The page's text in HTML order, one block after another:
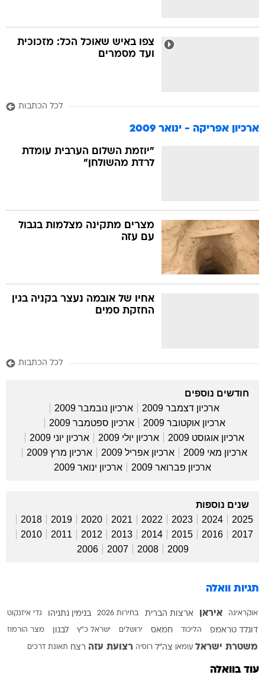
צפו באיש שאוכל הכל: מזכוכית
ועד מסמרים
לכל הכתבות
ארכיון אפריקה - ינואר 2009
"יוזמת השלום הערבית עומדת
לרדת מהשולחן"
מצרים מתקינה מצלמות בגבול
עם עזה
אחיו של אובמה נעצר בקניה בגין
החזקת סמים
לכל הכתבות
חודשים נוספים
ארכיון דצמבר 2009
ארכיון נובמבר 2009
ארכיון אוקטובר 2009
ארכיון ספטמבר 2009
ארכיון אוגוסט 2009
ארכיון יולי 2009
ארכיון יוני 2009
ארכיון מאי 2009
ארכיון אפריל 2009
ארכיון מרץ 2009
ארכיון פברואר 2009
ארכיון ינואר 2009
שנים נוספות
2025
2024
2023
2022
2021
2020
2019
2018
2017
2016
2015
2014
2013
2012
2011
2010
2009
2008
2007
2006
תגיות וואלה
אוקראינה איראן ארצות הברית בחירות 2026 בנימין נתניהו גדי איזנקוט
דונלד טראמפ הליכוד חמאס ירושלים ישראל כ"ץ לבנון מצר הורמוז
משטרת ישראל עומאן צה"ל רוסיה רצועת עזה רצח תאונת דרכים
עוד בוואלה